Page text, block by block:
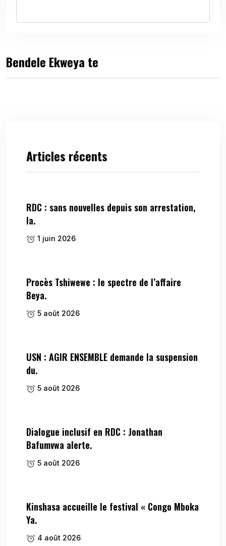
Bendele Ekweya te
Articles récents
RDC : sans nouvelles depuis son arrestation,
la.
1 juin 2026
Procès Tshiwewe : le spectre de l’affaire
Beya.
5 août 2026
USN : AGIR ENSEMBLE demande la suspension
du.
5 août 2026
Dialogue inclusif en RDC : Jonathan
Bafumvwa alerte.
5 août 2026
Kinshasa accueille le festival « Congo Mboka
Ya.
4 août 2026